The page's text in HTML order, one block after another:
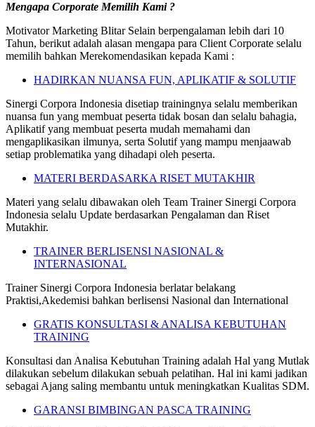
Mengapa Corporate Memilih Kami ?
Motivator Marketing Blitar Selain berpengalaman lebih dari 10
Tahun, berikut adalah alasan mengapa para Client Corporate selalu
memilih bahkan Merekomendasikan kepada Kami :
HADIRKAN NUANSA FUN, APLIKATIF & SOLUTIF
Sinergi Corpora Indonesia disetiap trainingnya selalu memberikan
nuansa fun yang membuat peserta tidak bosan dan selalu bahagia,
Aplikatif yang membuat peserta mudah memahami dan
mengaplikasikan ilmunya, serta Solutif yang mampu menjaawab
setiap problematika yang dihadapi oleh peserta.
MATERI BERDASARKA RISET MUTAKHIR
Materi yang selalu dibawakan oleh Team Trainer Sinergi Corpora
Indonesia selalu Update berdasarkan Pengalaman dan Riset
Mutakhir.
TRAINER BERLISENSI NASIONAL &
INTERNASIONAL
Trainer Sinergi Corpora Indonesia berlatar belakang
Praktisi,Akedemisi bahkan berlisensi Nasional dan International
GRATIS KONSULTASI & ANALISA KEBUTUHAN
TRAINING
Konsultasi dan Analisa Kebutuhan Training adalah Hal yang Mutlak
dilakukan sebelum dilakukan sebuah pelatihan. Hal ini kami jadikan
sebagai Ajang saling membantu untuk meningkatkan Kualitas SDM.
GARANSI BIMBINGAN PASCA TRAINING